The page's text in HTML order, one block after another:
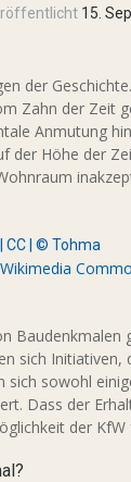
15.
der
Zahn der Zeit
Anmutung
der Höhe der
Wikimedia
Baudenkmalen
sich Initiativen,
sich sowohl
Dass der
der